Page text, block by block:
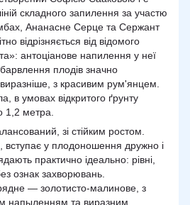
складного запилення за участю
Ананасне Серце та Сержант
відрізняється від відомого
антоціанове напилення у неї
плодів значно
з красивим рум'янцем.
в умовах відкритого ґрунту
1,2 метра.
зі стійким ростом.
вступає у плодоношення дружно і
практично ідеально: рівні,
ознак захворювань.
— золотисто-малинове, з
напыленням та виразним